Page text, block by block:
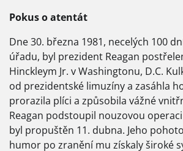
Pokus o atentát
Dne 30. března 1981, necelých 100
úřadu, byl prezident Reagan
Hinckleym Jr. v Washingtonu, D.C.
od prezidentské limuzíny a zasáhla
prorazila plíci a způsobila vážné
Reagan podstoupil nouzovou
byl propuštěn 11. dubna. Jeho
humor po zranění mu získaly široké